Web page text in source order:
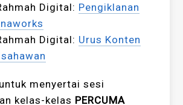
Digital: Pengiklanan
Digital: Urus Konten
menyertai sesi
kelas-kelas PERCUMA